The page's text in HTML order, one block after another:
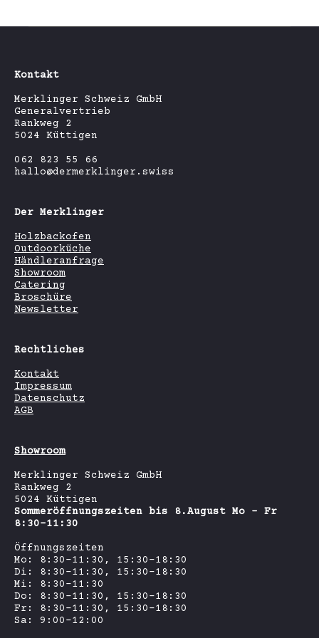
Kontakt
Merklinger Schweiz GmbH
Generalvertrieb
Rankweg 2
5024 Küttigen
062 823 55 66
hallo@dermerklinger.swiss
Der Merklinger
Holzbackofen
Outdoorküche
Händleranfrage
Showroom
Catering
Broschüre
Newsletter
Rechtliches
Kontakt
Impressum
Datenschutz
AGB
Showroom
Merklinger Schweiz GmbH
Rankweg 2
5024 Küttigen
Sommeröffnungszeiten bis 8.August Mo - Fr
8:30-11:30
Öffnungszeiten
Mo: 8:30-11:30, 15:30-18:30
Di: 8:30-11:30, 15:30-18:30
Mi: 8:30-11:30
Do: 8:30-11:30, 15:30-18:30
Fr: 8:30-11:30, 15:30-18:30
Sa: 9:00-12:00